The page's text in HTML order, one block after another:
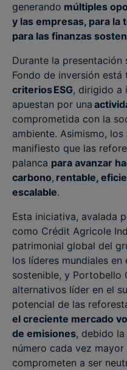
generando múltiples
y las empresas, para la
para las finanzas
Durante la
Fondo de inversión
criterios ESG, dirigido a
apuestan por una
comprometida con la
ambiente. Asimismo,
manifiesto que las
palanca para avanzar
carbono, rentable,
escalable.
Esta iniciativa, avalada
como Crédit Agricole
patrimonial global del
los líderes mundiales en
sostenible, y Portobello
alternativos líder en el
potencial de las
el creciente mercado
de emisiones, debido
número cada vez
comprometen a ser